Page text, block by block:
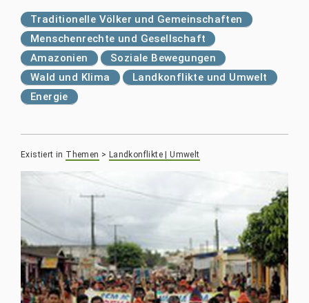
Traditionelle Völker und Gemeinschaften
Menschenrechte und Gesellschaft
Amazonien
Soziale Bewegungen
Wald und Klima
Landkonflikte und Umwelt
Energie
Existiert in Themen > Landkonflikte | Umwelt